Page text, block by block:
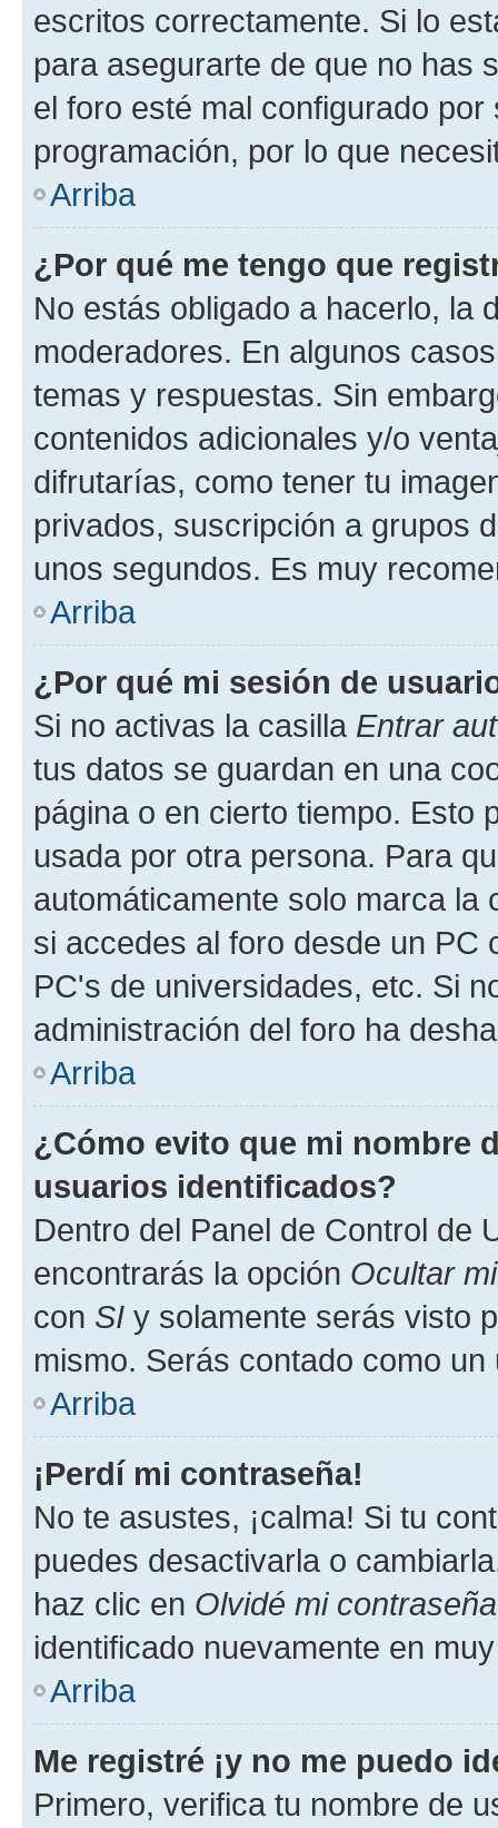
escritos correctamente. Si lo
para asegurarte de que no has
el foro esté mal configurado
programación, por lo que
Arriba
¿Por qué me tengo que
No estás obligado a hacerlo, la
moderadores. En algunos
temas y respuestas. Sin
contenidos adicionales y/o
difrutarías, como tener tu
privados, suscripción a grupos
unos segundos. Es muy
Arriba
¿Por qué mi sesión de
Si no activas la casilla Entrar
tus datos se guardan en una
página o en cierto tiempo. Esto
usada por otra persona. Para
automáticamente solo marca la
si accedes al foro desde un PC
PC's de universidades, etc. Si
administración del foro ha
Arriba
¿Cómo evito que mi nombre
usuarios identificados?
Dentro del Panel de Control de
encontrarás la opción Ocultar
con SI y solamente serás visto
mismo. Serás contado como un
Arriba
¡Perdí mi contraseña!
No te asustes, ¡calma! Si tu
puedes desactivarla o
haz clic en Olvidé mi contraseña
identificado nuevamente en
Arriba
Me registré ¡y no me puedo
Primero, verifica tu nombre de